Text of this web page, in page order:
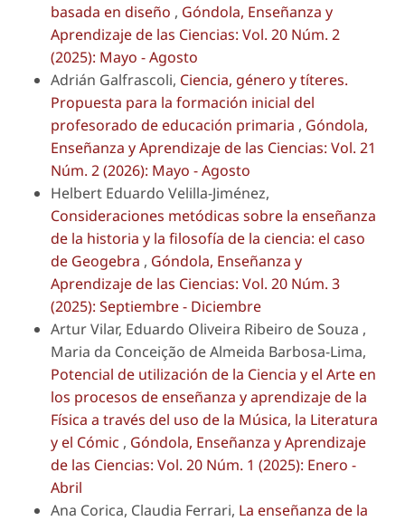
basada en diseño , Góndola, Enseñanza y
Aprendizaje de las Ciencias: Vol. 20 Núm. 2
(2025): Mayo - Agosto
Adrián Galfrascoli, Ciencia, género y títeres.
Propuesta para la formación inicial del
profesorado de educación primaria , Góndola,
Enseñanza y Aprendizaje de las Ciencias: Vol. 21
Núm. 2 (2026): Mayo - Agosto
Helbert Eduardo Velilla-Jiménez,
Consideraciones metódicas sobre la enseñanza
de la historia y la filosofía de la ciencia: el caso
de Geogebra , Góndola, Enseñanza y
Aprendizaje de las Ciencias: Vol. 20 Núm. 3
(2025): Septiembre - Diciembre
Artur Vilar, Eduardo Oliveira Ribeiro de Souza ,
Maria da Conceição de Almeida Barbosa-Lima,
Potencial de utilización de la Ciencia y el Arte en
los procesos de enseñanza y aprendizaje de la
Física a través del uso de la Música, la Literatura
y el Cómic , Góndola, Enseñanza y Aprendizaje
de las Ciencias: Vol. 20 Núm. 1 (2025): Enero -
Abril
Ana Corica, Claudia Ferrari, La enseñanza de la